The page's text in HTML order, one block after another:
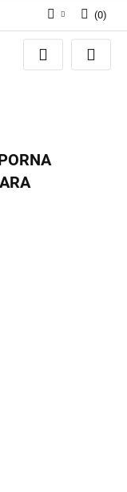
Zaloguj się
(0)